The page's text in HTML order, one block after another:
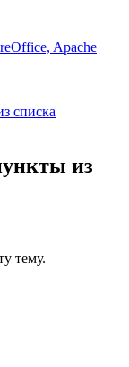
Apache
списка
из
тему.